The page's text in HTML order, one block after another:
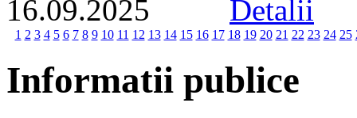
16.09.2025 Detalii
1 2 3 4 5 6 7 8 9 10 11 12 13 14 15 16 17 18 19 20 21 22 23 24 25
Informatii publice